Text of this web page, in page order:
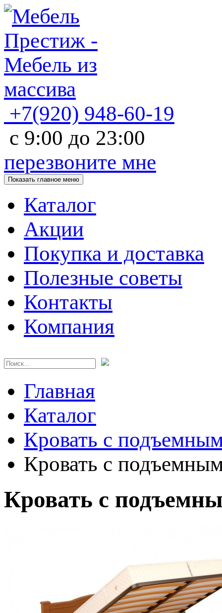
+7(920) 948-60-19
с 9:00 до 23:00
перезвоните мне
Показать главное меню
Каталог
Акции
Покупка и доставка
Полезные советы
Контакты
Компания
Главная
Каталог
Кровать с
Кровать с
Кровать с